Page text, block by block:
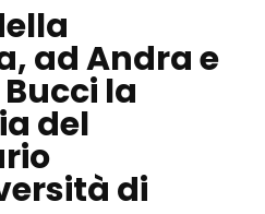
ad Andra e
la
del
di